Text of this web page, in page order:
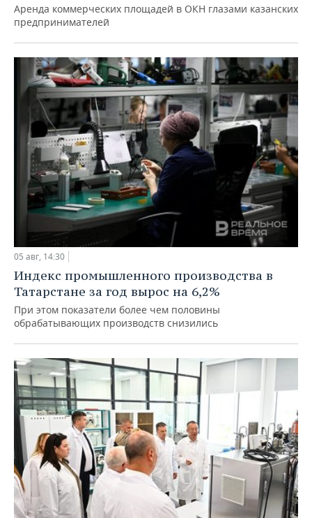
Аренда коммерческих площадей в ОКН глазами казанских
предпринимателей
05 авг, 14:30
Индекс промышленного производства в
Татарстане за год вырос на 6,2%
При этом показатели более чем половины
обрабатывающих производств снизились